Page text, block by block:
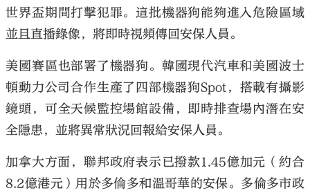
世界盃期間打擊犯罪。這批機器狗能夠進入危險區域
並且直播錄像，將即時視頻傳回安保人員。
美國賽區也部署了機器狗。韓國現代汽車和美國波士
頓動力公司合作生產了四部機器狗Spot，搭載有攝影
鏡頭，可全天候監控場館設備，即時排查場內潛在安
全隱患，並將異常狀況回報給安保人員。
加拿大方面，聯邦政府表示已撥款1.45億加元（約合
8.2億港元）用於多倫多和溫哥華的安保。多倫多市政